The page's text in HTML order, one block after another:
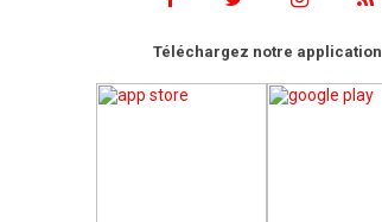
Téléchargez notre application